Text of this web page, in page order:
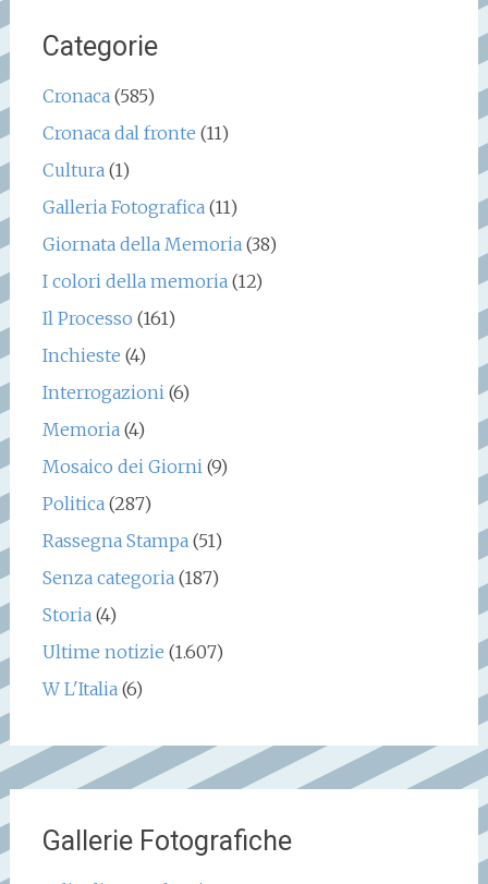
Categorie
Cronaca (585)
Cronaca dal fronte (11)
Cultura (1)
Galleria Fotografica (11)
Giornata della Memoria (38)
I colori della memoria (12)
Il Processo (161)
Inchieste (4)
Interrogazioni (6)
Memoria (4)
Mosaico dei Giorni (9)
Politica (287)
Rassegna Stampa (51)
Senza categoria (187)
Storia (4)
Ultime notizie (1.607)
W L'Italia (6)
Gallerie Fotografiche